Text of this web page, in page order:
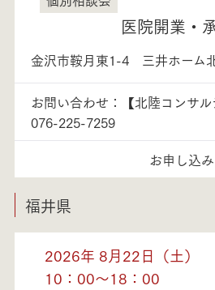
医院開業・
金沢市鞍月東1-4 三井ホーム
お問い合わせ：【北陸コンサル
076-225-7259
お申し込み
福井県
2026年 8月22日（土）
10：00～18：00